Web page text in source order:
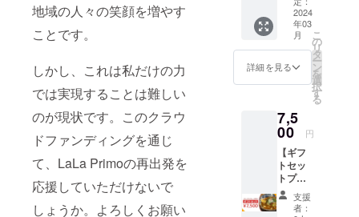
地域の人々の笑顔を増やす
ことです。
しかし、これは私だけの力
では実現することは難しい
のが現状です。このクラウ
ドファンディングを通じ
て、LaLa Primoの再出発を
応援していただけないで
しょうか。よろしくお願い
商品の
ラベル
に表記
されま
す。 商
品開封
リター
ンに貼
付され
たラベ
ルや注
意書き
をご確
認くだ
い。 ※
冷凍便
にて郵
送での
お届け
及び添
加物等
の食品
表示は
お届け
商品の
ラベル
に表記
たしま
す。 ※
チキン1
食分（1
枚）あ
たり
260〜
お届け
するの
は
ジャー
クチキ
ンのみ
とな
り、画
2024
年03
月
詳細を見る
こ
の
リ
タ
ー
ン
を
選
択
す
る
7,5
00 円
【ギフ
トセッ
トプラ
ン】 バ
ターチ
支援
者：